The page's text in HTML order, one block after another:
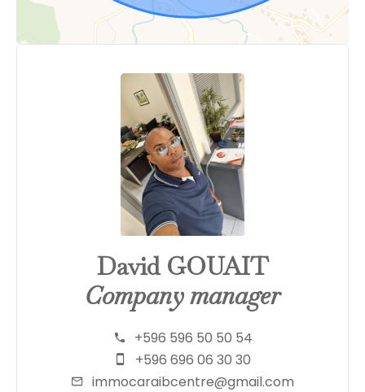
David GOUAIT
Company manager
+596 596 50 50 54
+596 696 06 30 30
immocaraibcentre@gmail.com